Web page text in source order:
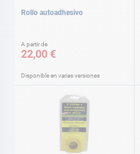
Rollo autoadhesivo
A partir de
22,00 €
Disponible en varias versiones